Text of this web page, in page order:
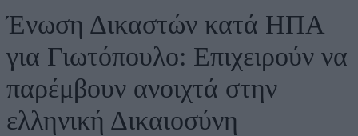
Ένωση Δικαστών κατά ΗΠΑ
για Γιωτόπουλο: Επιχειρούν να
παρέμβουν ανοιχτά στην
ελληνική Δικαιοσύνη